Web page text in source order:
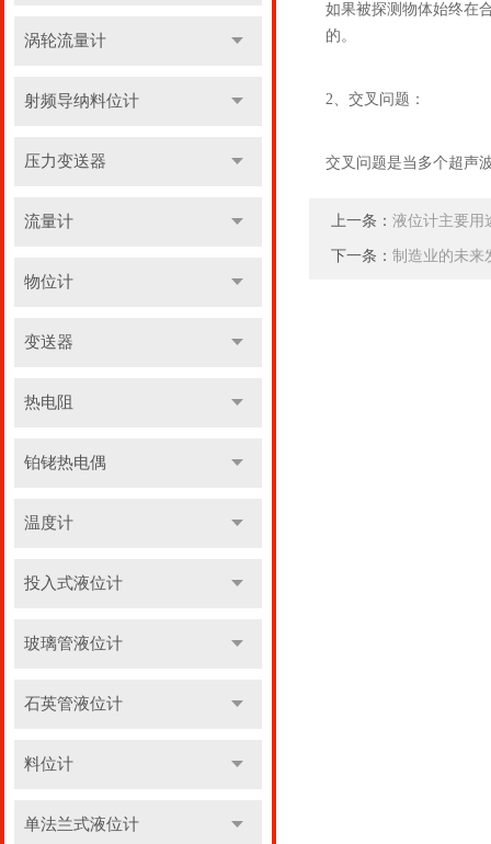
涡轮流量计
射频导纳料位计
压力变送器
流量计
物位计
变送器
热电阻
铂铑热电偶
温度计
投入式液位计
玻璃管液位计
石英管液位计
料位计
单法兰式液位计
如果被探测物体始终在
的。
2、交叉问题：
交叉问题是当多个超声
上一条： 液位计主要用
下一条： 制造业的未来